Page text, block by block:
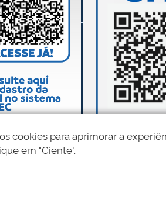
cookies para aprimorar a
em "Ciente".